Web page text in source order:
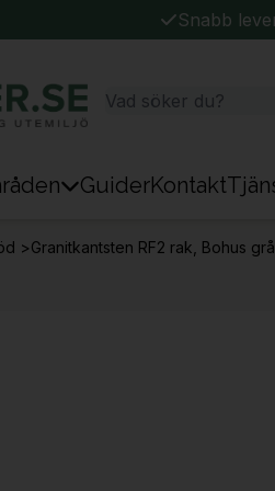
Snabb
GuiderKontakt
>Granitkantsten RF2 rak, Bohus grå